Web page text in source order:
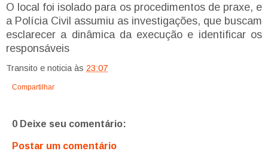
O local foi isolado para os procedimentos de praxe, e
a Polícia Civil assumiu as investigações, que buscam
esclarecer a dinâmica da execução e identificar os
responsáveis
Transito e noticia às 23:07
Compartilhar
0 Deixe seu comentário:
Postar um comentário